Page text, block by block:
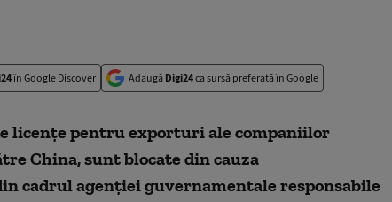
în Google Discover Adaugă Digi24ca sursă preferată în Google
licenţe pentru exporturi ale companiilor
China, sunt blocate din cauza
cadrul agenţiei guvernamentale responsabile